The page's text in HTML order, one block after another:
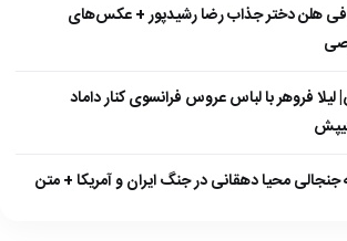
هلن دختر جذاب رضا رشیدپور + عکس‌های
فروهر با لباس عروس فرانسوی کنار داماد
جنجالی محیا دهقانی در جنگ ایران و آمریکا + متن